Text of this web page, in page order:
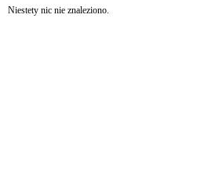
Niestety nic nie znaleziono.